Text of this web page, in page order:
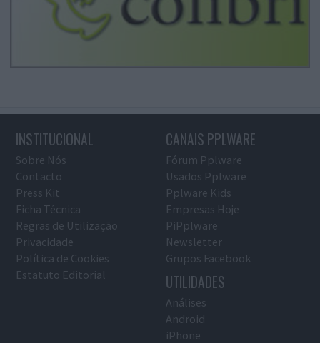
INSTITUCIONAL
Sobre Nós
Contacto
Press Kit
Ficha Técnica
Regras de Utilização
Privacidade
Política de Cookies
Estatuto Editorial
CANAIS PPLWARE
Fórum Pplware
Usados Pplware
Pplware Kids
Empresas Hoje
PiPplware
Newsletter
Grupos Facebook
UTILIDADES
Análises
Android
iPhone